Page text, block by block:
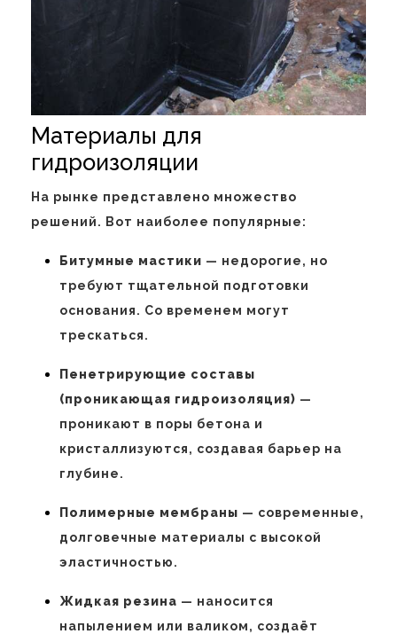
Материалы для
гидроизоляции
На рынке представлено множество
решений. Вот наиболее популярные:
Битумные мастики — недорогие, но
требуют тщательной подготовки
основания. Со временем могут
трескаться.
Пенетрирующие составы
(проникающая гидроизоляция) —
проникают в поры бетона и
кристаллизуются, создавая барьер на
глубине.
Полимерные мембраны — современные,
долговечные материалы с высокой
эластичностью.
Жидкая резина — наносится
напылением или валиком, создаёт